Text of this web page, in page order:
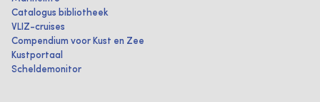
Catalogus bibliotheek
VLIZ-cruises
Compendium voor Kust en Zee
Kustportaal
Scheldemonitor